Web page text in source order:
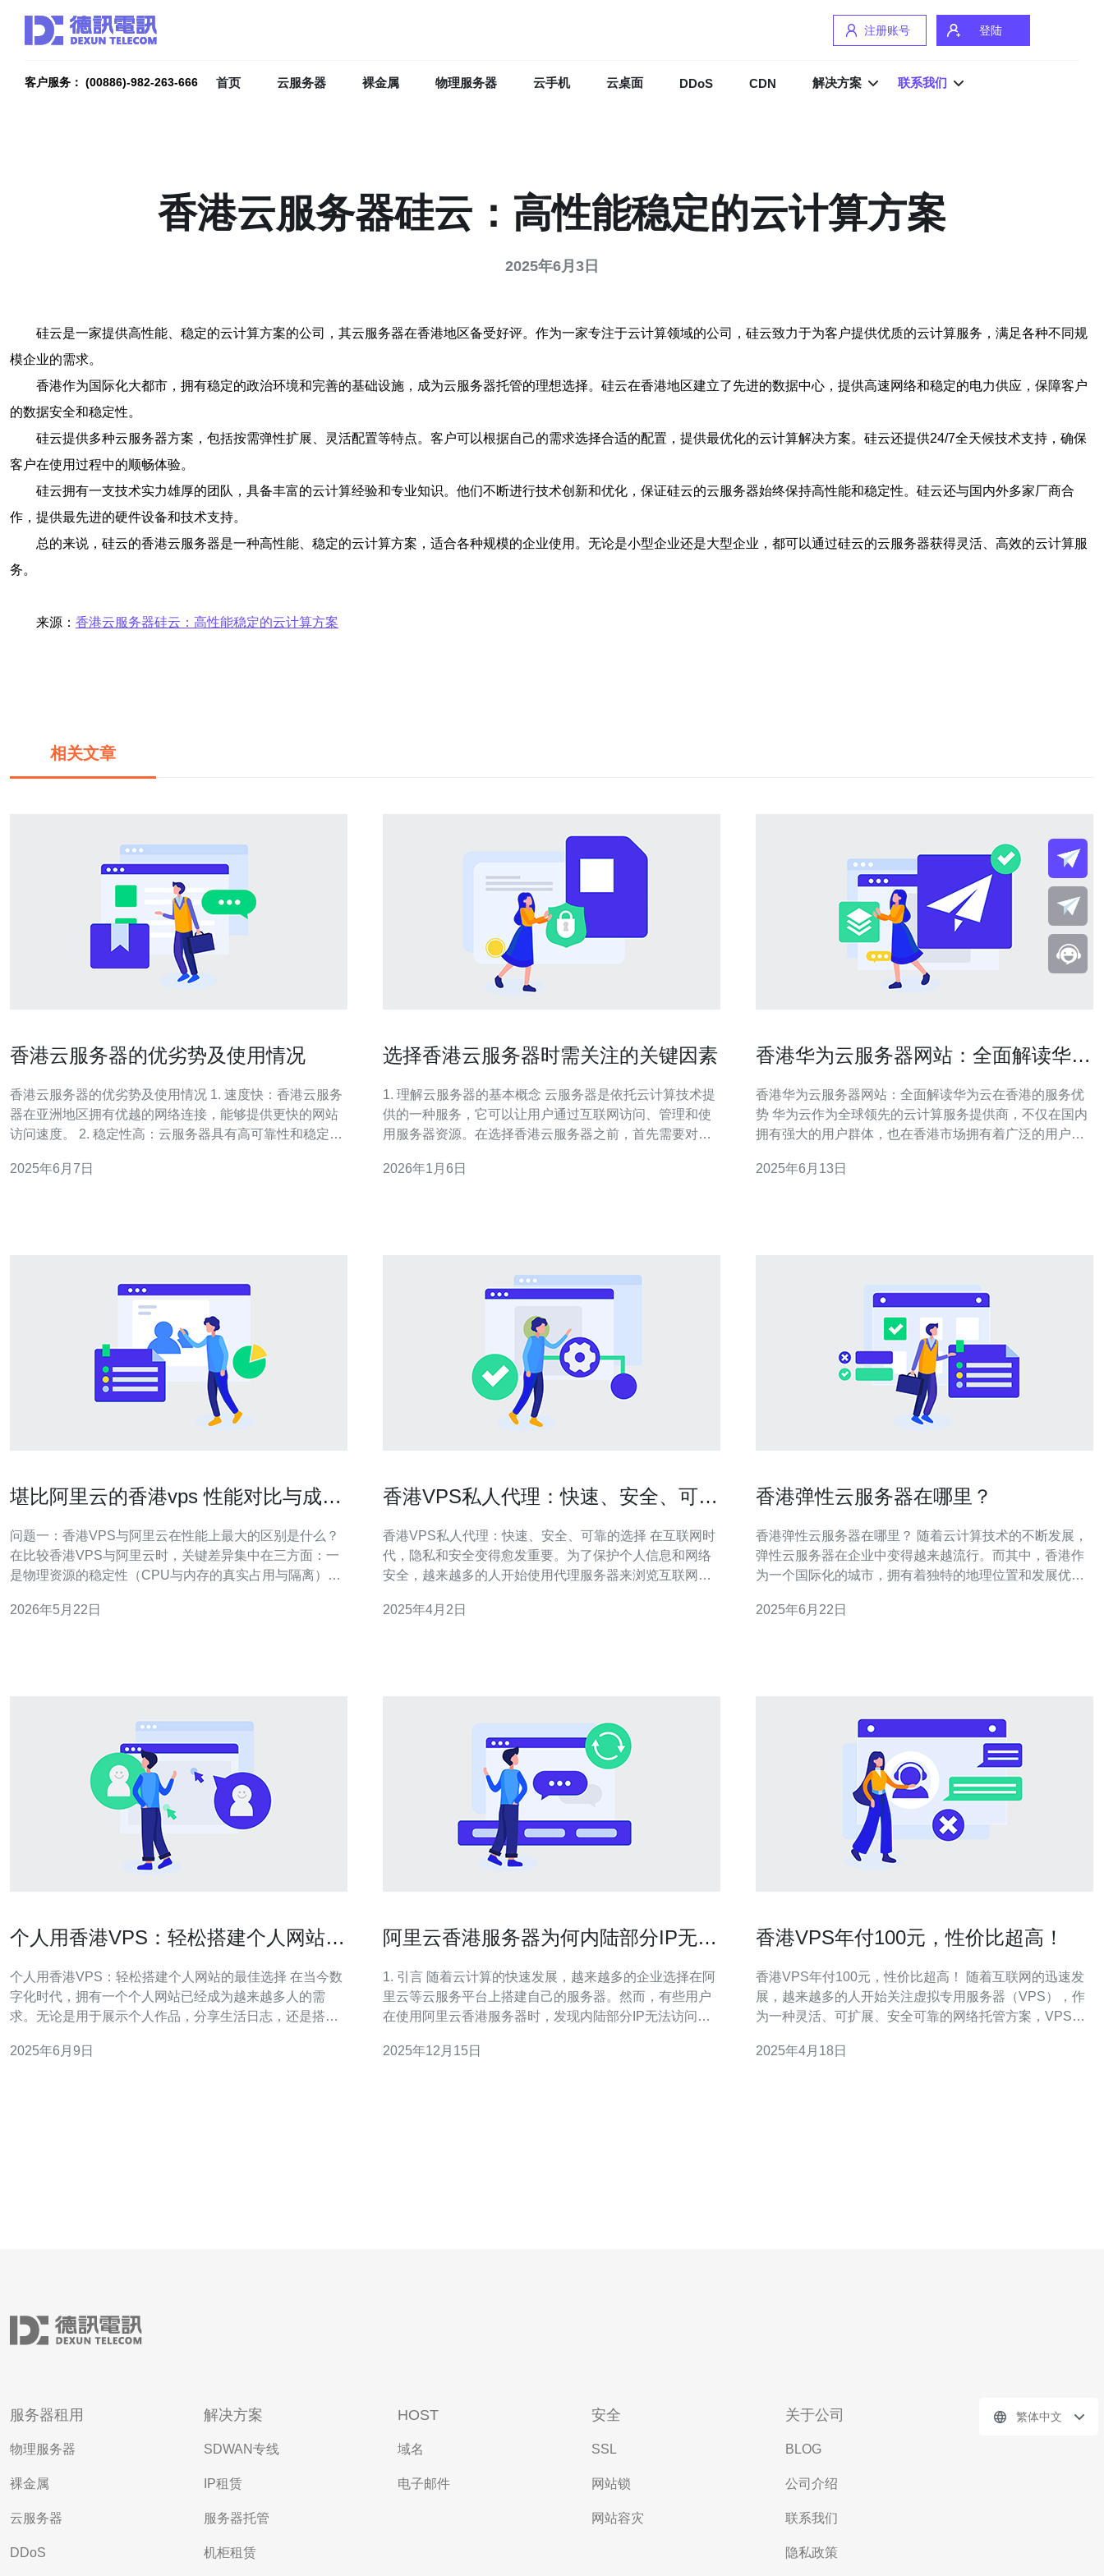
注册账号 登陆
客户服务： (00886)-982-263-666 首页 云服务器 裸金属 物理服务器 云手机 云桌面 DDoS CDN 解决方案 联系我们
香港云服务器硅云：高性能稳定的云计算方案
2025年6月3日
硅云是一家提供高性能、稳定的云计算方案的公司，其云服务器在香港地区备受好评。作为一家专注于云计算领域的公司，硅云致力于为客户提供优质的云计算服务，满足各种不同规
模企业的需求。
香港作为国际化大都市，拥有稳定的政治环境和完善的基础设施，成为云服务器托管的理想选择。硅云在香港地区建立了先进的数据中心，提供高速网络和稳定的电力供应，保障客户
的数据安全和稳定性。
硅云提供多种云服务器方案，包括按需弹性扩展、灵活配置等特点。客户可以根据自己的需求选择合适的配置，提供最优化的云计算解决方案。硅云还提供24/7全天候技术支持，确保
客户在使用过程中的顺畅体验。
硅云拥有一支技术实力雄厚的团队，具备丰富的云计算经验和专业知识。他们不断进行技术创新和优化，保证硅云的云服务器始终保持高性能和稳定性。硅云还与国内外多家厂商合
作，提供最先进的硬件设备和技术支持。
总的来说，硅云的香港云服务器是一种高性能、稳定的云计算方案，适合各种规模的企业使用。无论是小型企业还是大型企业，都可以通过硅云的云服务器获得灵活、高效的云计算服
务。
来源： 香港云服务器硅云：高性能稳定的云计算方案
相关文章
香港云服务器的优劣势及使用情况
香港云服务器的优劣势及使用情况 1. 速度快：香港云服务
器在亚洲地区拥有优越的网络连接，能够提供更快的网站
访问速度。 2. 稳定性高：云服务器具有高可靠性和稳定
供多种安全防护措施，保护用户数据免受恶意攻击。 4. 灵
2025年6月7日
选择香港云服务器时需关注的关键因素
1. 理解云服务器的基本概念 云服务器是依托云计算技术提
供的一种服务，它可以让用户通过互联网访问、管理和使
用服务器资源。在选择香港云服务器之前，首先需要对云
括高可用性、弹性扩展以及按需付费等。 2. 确定业务需求
2026年1月6日
香港华为云服务器网站：全面解读华为
香港华为云服务器网站：全面解读华为云在香港的服务优
势 华为云作为全球领先的云计算服务提供商，不仅在国内
拥有强大的用户群体，也在香港市场拥有着广泛的用户基
益增长。华为云在香港的服务优势主要体现在以下几个方
2025年6月13日
堪比阿里云的香港vps 性能对比与成本
问题一：香港VPS与阿里云在性能上最大的区别是什么？
在比较香港VPS与阿里云时，关键差异集中在三方面：一
是物理资源的稳定性（CPU与内存的真实占用与隔离）；
化；三是平台级别的附加服务，例如负载均衡、弹性伸缩
2026年5月22日
香港VPS私人代理：快速、安全、可靠
香港VPS私人代理：快速、安全、可靠的选择 在互联网时
代，隐私和安全变得愈发重要。为了保护个人信息和网络
安全，越来越多的人开始使用代理服务器来浏览互联网。
安全、可靠的选择。 香港VPS私人代理提供的服务器位于
2025年4月2日
香港弹性云服务器在哪里？
香港弹性云服务器在哪里？ 随着云计算技术的不断发展，
弹性云服务器在企业中变得越来越流行。而其中，香港作
为一个国际化的城市，拥有着独特的地理位置和发展优
器。 香港作为一个国际金融中心，拥有发达的网络基础设
2025年6月22日
个人用香港VPS：轻松搭建个人网站的
个人用香港VPS：轻松搭建个人网站的最佳选择 在当今数
字化时代，拥有一个个人网站已经成为越来越多人的需
求。无论是用于展示个人作品，分享生活日志，还是搭建
香港VPS作为搭建个人网站的服务商，无疑是一个明智的
2025年6月9日
阿里云香港服务器为何内陆部分IP无法
1. 引言 随着云计算的快速发展，越来越多的企业选择在阿
里云等云服务平台上搭建自己的服务器。然而，有些用户
在使用阿里云香港服务器时，发现内陆部分IP无法访问。
文将深入探讨这一问题的原因，并提供详细的操作指南，
2025年12月15日
香港VPS年付100元，性价比超高！
香港VPS年付100元，性价比超高！ 随着互联网的迅速发
展，越来越多的人开始关注虚拟专用服务器（VPS），作
为一种灵活、可扩展、安全可靠的网络托管方案，VPS在
中，香港VPS以其优质的网络连接、稳定的性能和实惠的
2025年4月18日
服务器租用
物理服务器
裸金属
云服务器
DDoS
解决方案
SDWAN专线
IP租赁
服务器托管
机柜租赁
HOST
域名
电子邮件
安全
SSL
网站锁
网站容灾
关于公司
BLOG
公司介绍
联系我们
隐私政策
繁体中文